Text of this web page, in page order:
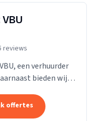
reviews
een verhuurder
bieden wij
offertes